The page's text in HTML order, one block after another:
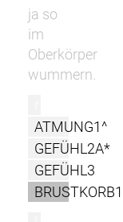
ja so
im
Oberkörper
wummern.
ATMUNG1^
GEFÜHL2A*
GEFÜHL3